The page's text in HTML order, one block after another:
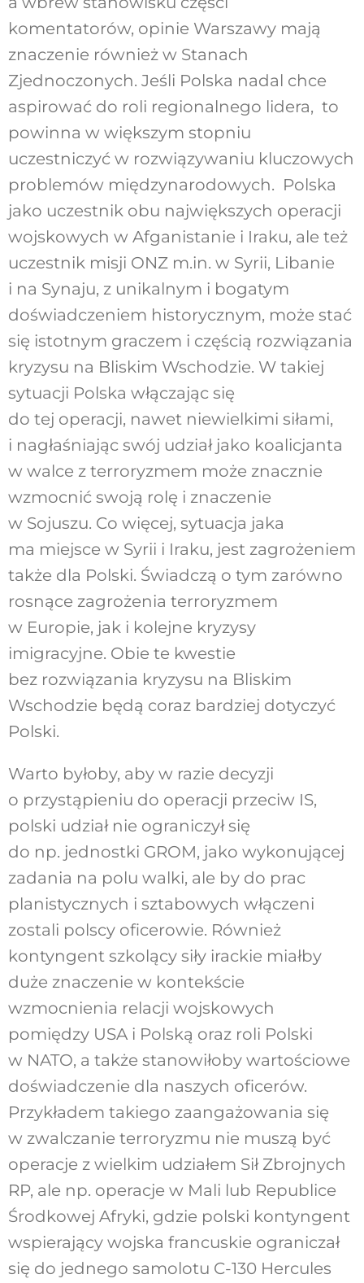
komentatorów, opinie Warszawy mają
znaczenie również w Stanach
Zjednoczonych. Jeśli Polska nadal chce
aspirować do roli regionalnego lidera, to
powinna w większym stopniu
uczestniczyć w rozwiązywaniu kluczowych
problemów międzynarodowych. Polska
jako uczestnik obu największych operacji
wojskowych w Afganistanie i Iraku, ale też
uczestnik misji ONZ m.in. w Syrii, Libanie
i na Synaju, z unikalnym i bogatym
doświadczeniem historycznym, może stać
się istotnym graczem i częścią rozwiązania
kryzysu na Bliskim Wschodzie. W takiej
sytuacji Polska włączając się
do tej operacji, nawet niewielkimi siłami,
i nagłaśniając swój udział jako koalicjanta
w walce z terroryzmem może znacznie
wzmocnić swoją rolę i znaczenie
w Sojuszu. Co więcej, sytuacja jaka
ma miejsce w Syrii i Iraku, jest zagrożeniem
także dla Polski. Świadczą o tym zarówno
rosnące zagrożenia terroryzmem
w Europie, jak i kolejne kryzysy
imigracyjne. Obie te kwestie
bez rozwiązania kryzysu na Bliskim
Wschodzie będą coraz bardziej dotyczyć
Polski.
Warto byłoby, aby w razie decyzji
o przystąpieniu do operacji przeciw IS,
polski udział nie ograniczył się
do np. jednostki GROM, jako wykonującej
zadania na polu walki, ale by do prac
planistycznych i sztabowych włączeni
zostali polscy oficerowie. Również
kontyngent szkolący siły irackie miałby
duże znaczenie w kontekście
wzmocnienia relacji wojskowych
pomiędzy USA i Polską oraz roli Polski
w NATO, a także stanowiłoby wartościowe
doświadczenie dla naszych oficerów.
Przykładem takiego zaangażowania się
w zwalczanie terroryzmu nie muszą być
operacje z wielkim udziałem Sił Zbrojnych
RP, ale np. operacje w Mali lub Republice
Środkowej Afryki, gdzie polski kontyngent
wspierający wojska francuskie ograniczał
się do jednego samolotu C-130 Hercules